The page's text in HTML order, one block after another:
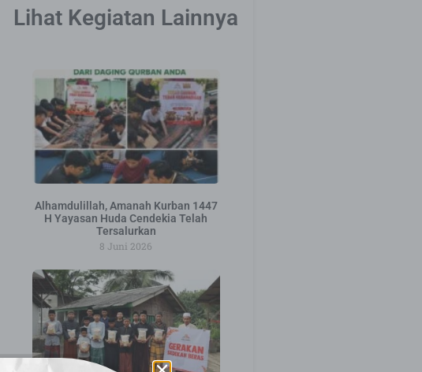
Lihat Kegiatan Lainnya
Alhamdulillah, Amanah Kurban 1447
H Yayasan Huda Cendekia Telah
Tersalurkan
8 Juni 2026